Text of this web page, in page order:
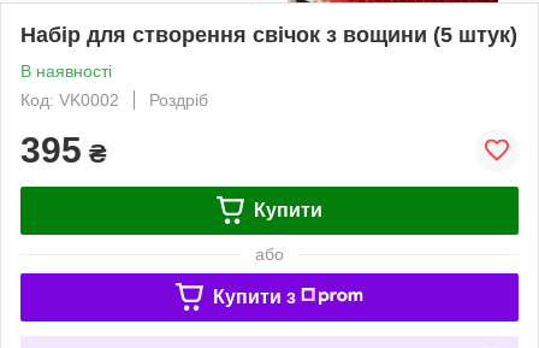
Набір для створення свічок з вощини (5 штук)
В наявності
Код: VK0002
Роздріб
395 ₴
Купити
або
Купити з